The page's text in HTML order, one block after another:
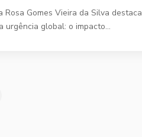
Rosa Gomes Vieira da Silva destaca
urgência global: o impacto…